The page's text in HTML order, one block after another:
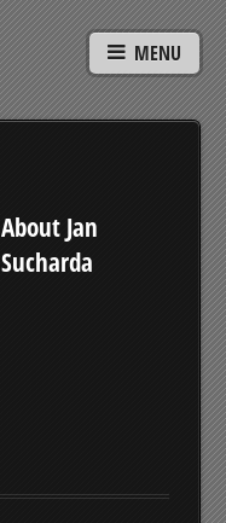
MENU
About Jan
Sucharda